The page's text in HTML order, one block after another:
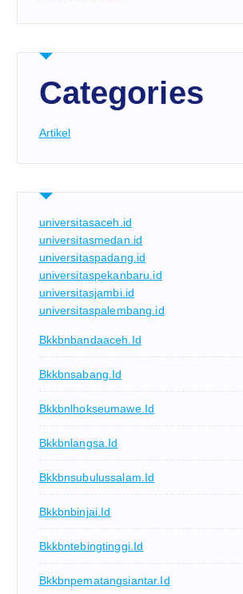
Categories
Artikel
universitasaceh.id
universitasmedan.id
universitaspadang.id
universitaspekanbaru.id
universitasjambi.id
universitaspalembang.id
Bkkbnbandaaceh.id
Bkkbnsabang.id
Bkkbnlhokseumawe.id
Bkkbnlangsa.id
Bkkbnsubulussalam.id
Bkkbnbinjai.id
Bkkbntebingtinggi.id
Bkkbnpematangsiantar.id